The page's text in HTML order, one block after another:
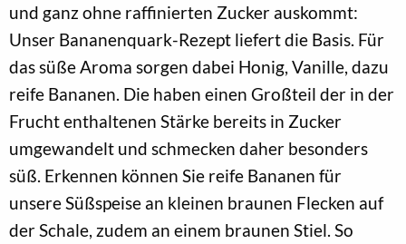
und ganz ohne raffinierten Zucker auskommt:
Unser Bananenquark-Rezept liefert die Basis. Für
das süße Aroma sorgen dabei Honig, Vanille, dazu
reife Bananen. Die haben einen Großteil der in der
Frucht enthaltenen Stärke bereits in Zucker
umgewandelt und schmecken daher besonders
süß. Erkennen können Sie reife Bananen für
unsere Süßspeise an kleinen braunen Flecken auf
der Schale, zudem an einem braunen Stiel. So